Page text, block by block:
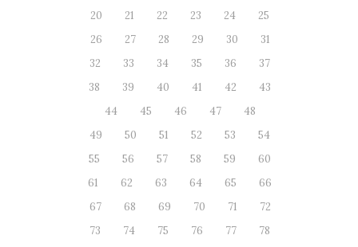
20
21 22 23 24
25
26
27 28 29 30
31
32
33 34 35 36
37
38
39 40 41 42
43
44
45 46 47
48
49
50 51 52 53
54
55
56 57 58 59
60
61
62 63 64 65
66
67
68 69 70 71
72
73
74 75 76 77
78